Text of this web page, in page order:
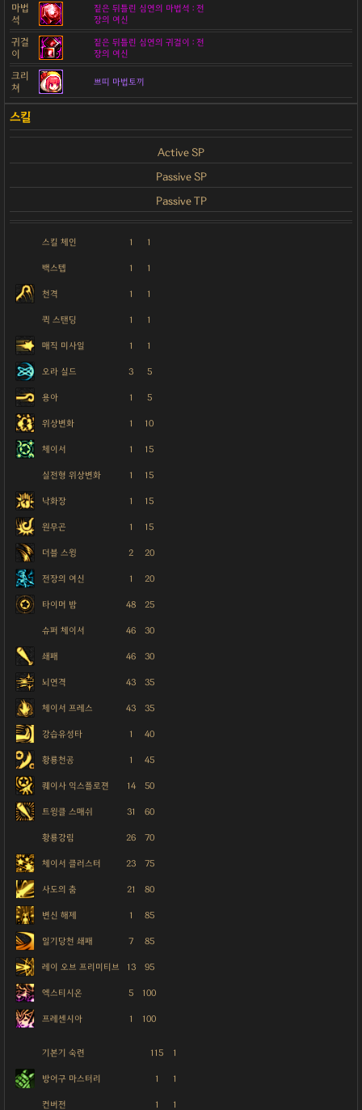
마법
석
짙은 뒤틀린 심연의 마법석 : 전
장의 여신
귀걸
이
짙은 뒤틀린 심연의 귀걸이 : 전
장의 여신
크리
쳐
쁘띠 마법토끼
Active SP
Passive SP
Passive TP
스킬 체인 1 1
백스텝 1 1
천격 1 1
퀵 스탠딩 1 1
매직 미사일 1 1
오라 실드 3 5
용아 1 5
위상변화 1 10
체이서 1 15
실전형 위상변화 1 15
낙화장 1 15
원무곤 1 15
더블 스윙 2 20
전장의 여신 1 20
타이머 밤 48 25
슈퍼 체이서 46 30
쇄패 46 30
뇌연격 43 35
체이서 프레스 43 35
강습유성타 1 40
황룡천공 1 45
퀘이사 익스플로젼 14 50
트윙클 스매쉬 31 60
황룡강림 26 70
체이서 클러스터 23 75
사도의 춤 21 80
변신 해제 1 85
일기당천 쇄패 7 85
레이 오브 프리미티브 13 95
엑스티시온 5 100
프레센시아 1 100
기본기 숙련 115 1
방어구 마스터리 1 1
컨버전 1 1